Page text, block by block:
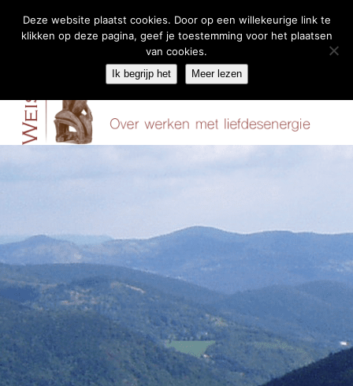
Deze website plaatst cookies. Door op een willekeurige link te
klikken op deze pagina, geef je toestemming voor het plaatsen
van cookies.
Ik begrijp het Meer lezen